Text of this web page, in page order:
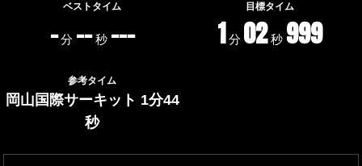
ベストタイム
-分 --秒 ---
目標タイム
1分02秒 999
参考タイム
岡山国際サーキット 1分44
秒